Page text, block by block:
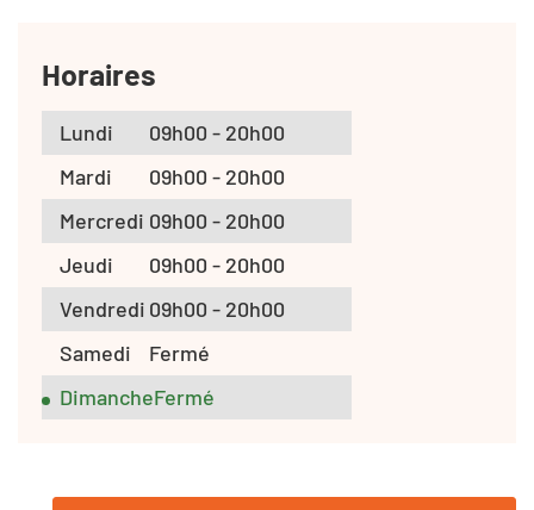
Horaires
Lundi
09h00 - 20h00
Mardi
09h00 - 20h00
Mercredi 09h00 - 20h00
Jeudi
09h00 - 20h00
Vendredi 09h00 - 20h00
Samedi
Fermé
DimancheFermé